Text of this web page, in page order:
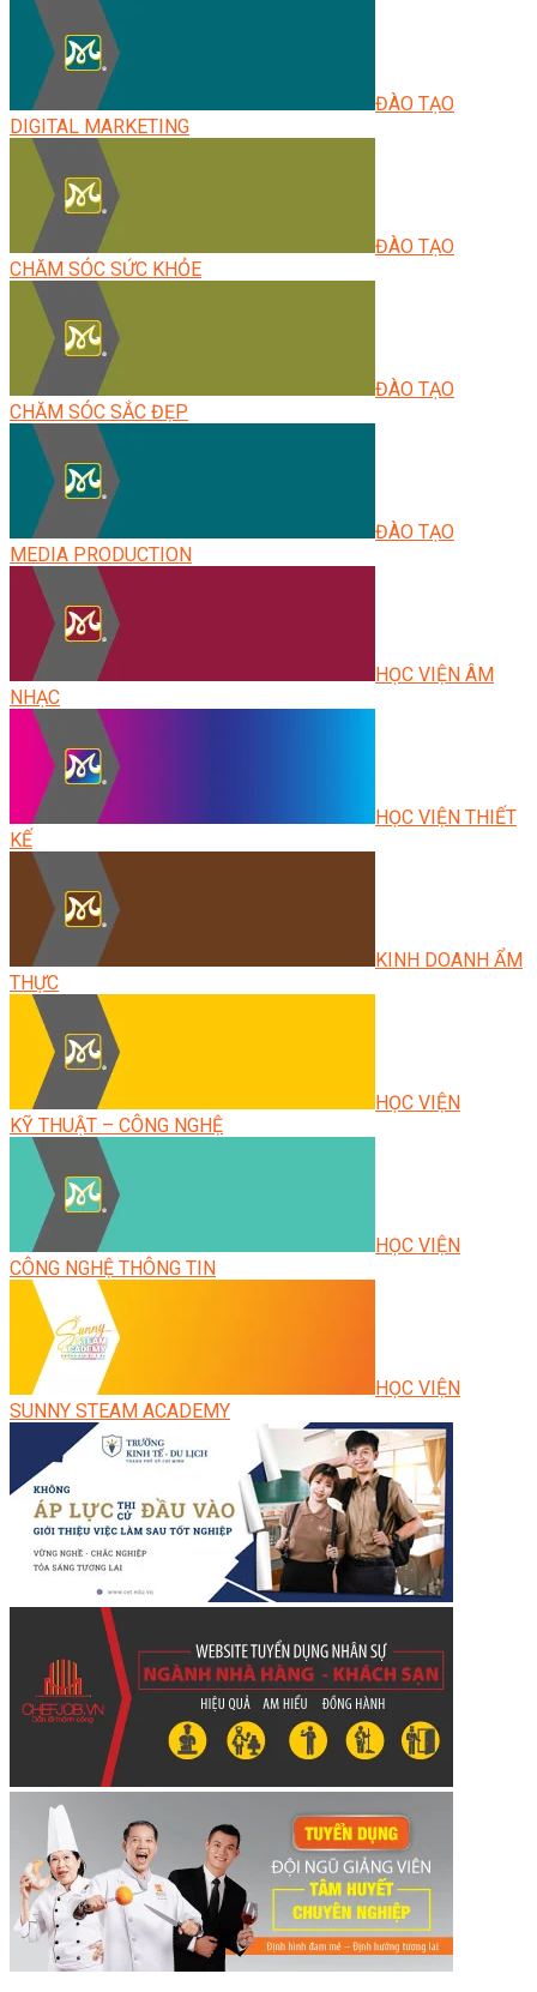
ĐÀO TẠO
DIGITAL MARKETING
ĐÀO TẠO
CHĂM SÓC SỨC KHỎE
ĐÀO TẠO
CHĂM SÓC SẮC ĐẸP
ĐÀO TẠO
MEDIA PRODUCTION
HỌC VIỆN ÂM
NHẠC
HỌC VIỆN THIẾT
KẾ
KINH DOANH ẨM
THỰC
HỌC VIỆN
KỸ THUẬT – CÔNG NGHỆ
HỌC VIỆN
CÔNG NGHỆ THÔNG TIN
HỌC VIỆN
SUNNY STEAM ACADEMY